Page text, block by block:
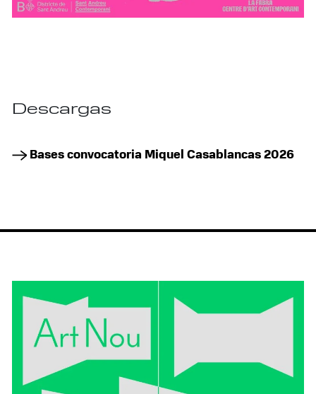
Descargas
Bases convocatoria Miquel Casablancas 2026